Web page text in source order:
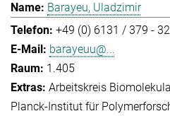
Barayeu, Uladzimir
+49 (0) 6131 / 379 -
barayeuu@...
1.405
Arbeitskreis
Planck-Institut für